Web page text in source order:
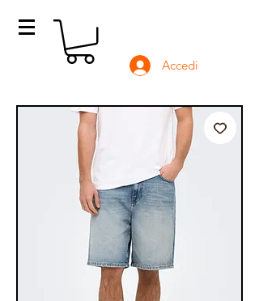
Accedi